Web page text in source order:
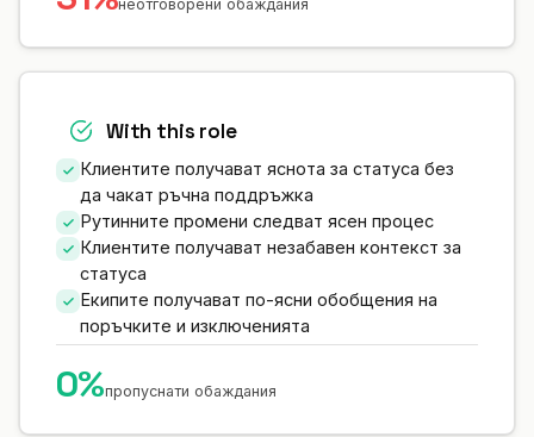
неотговорени обаждания
With this role
Клиентите получават яснота за статуса без
да чакат ръчна поддръжка
Рутинните промени следват ясен процес
Клиентите получават незабавен контекст за
статуса
Екипите получават по-ясни обобщения на
поръчките и изключенията
0%пропуснати обаждания